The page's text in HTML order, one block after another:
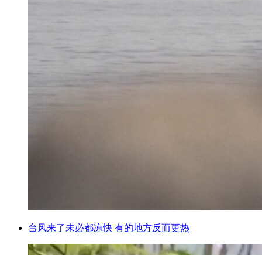
台风来了未必都凉快 有的地方反而更热